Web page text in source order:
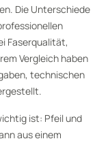
Die Unterschiede
Faserqualität,
Vergleich haben
technischen
ist: Pfeil und
aus einem